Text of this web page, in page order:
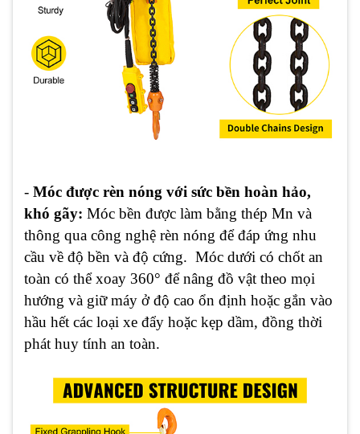
- Móc được rèn nóng với sức bền hoàn hảo,
khó gãy: Móc bền được làm bằng thép Mn và
thông qua công nghệ rèn nóng để đáp ứng nhu
cầu về độ bền và độ cứng. Móc dưới có chốt an
toàn có thể xoay 360° để nâng đồ vật theo mọi
hướng và giữ máy ở độ cao ổn định hoặc gắn vào
hầu hết các loại xe đẩy hoặc kẹp dầm, đồng thời
phát huy tính an toàn.